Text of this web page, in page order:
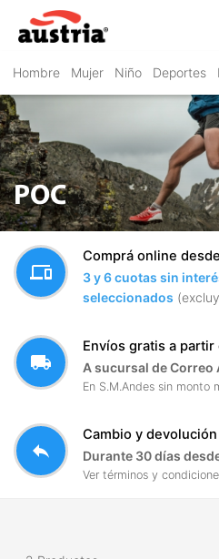
Hombre Mujer Niño Deportes
POC
devices
Comprá online
3 y 6 cuotas sin
seleccionados
local_shipping
Envíos gratis a partir
A sucursal de Correo
En S.M.Andes sin monto
reply
Cambio y
Durante 30 días
Ver términos y